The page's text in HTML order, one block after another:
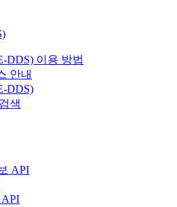
DDS) 이용 방법
안내
DDS)
색
API